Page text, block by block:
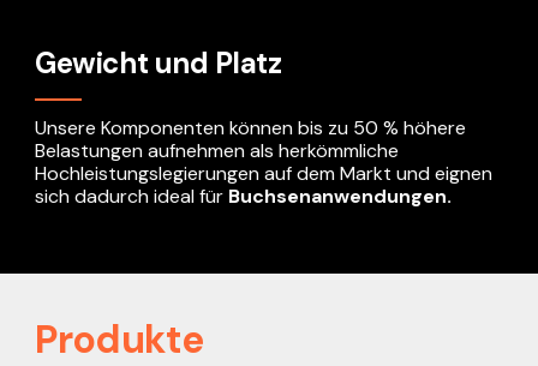
Gewicht und Platz
Unsere Komponenten können bis zu 50 % höhere
Belastungen aufnehmen als herkömmliche
Hochleistungslegierungen auf dem Markt und eignen
sich dadurch ideal für Buchsenanwendungen.
Produkte